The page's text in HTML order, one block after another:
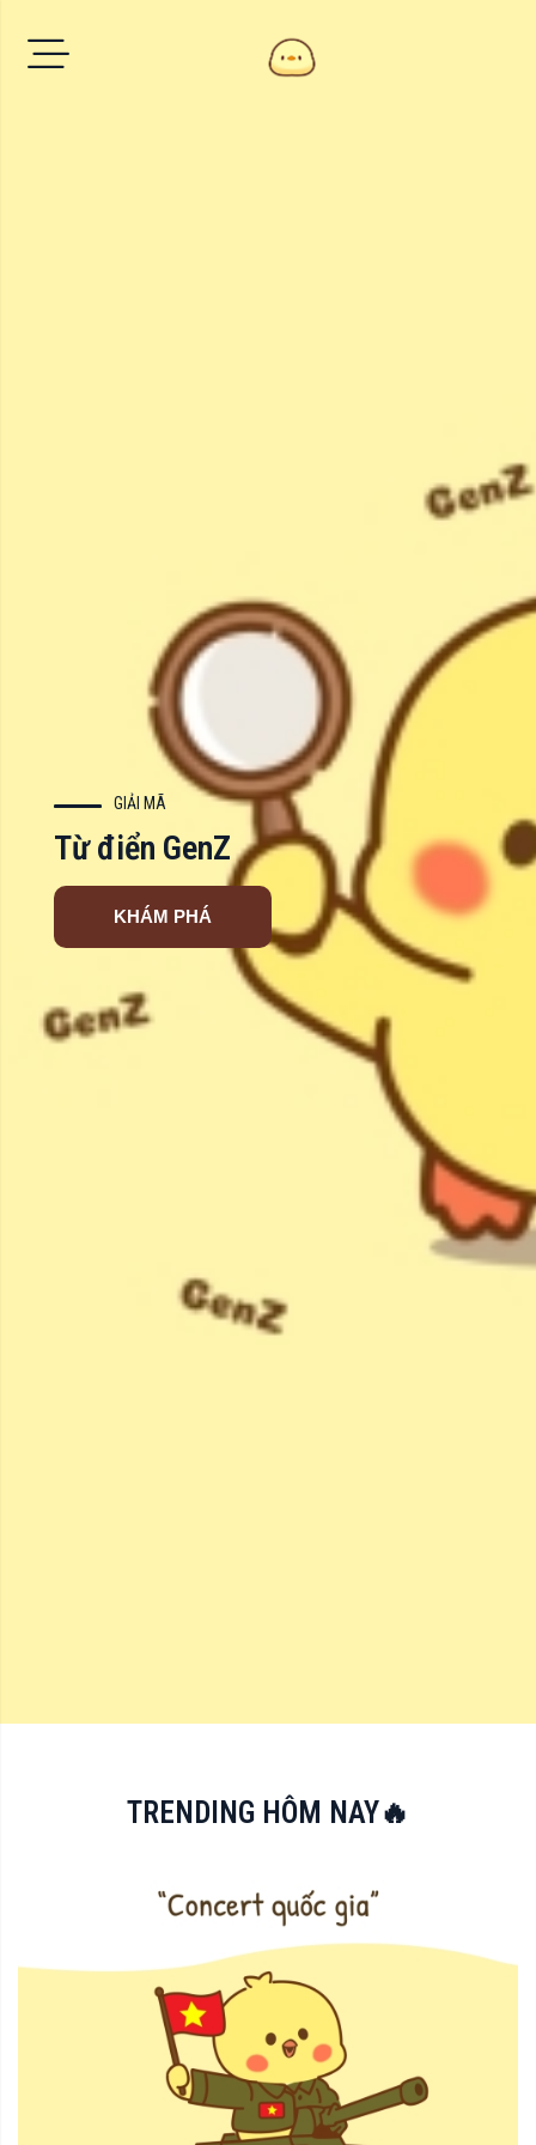
GIẢI MÃ
Từ điển GenZ
KHÁM PHÁ
TRENDING HÔM NAY🔥